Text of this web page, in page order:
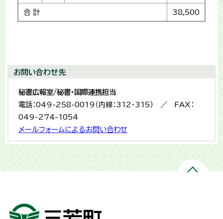
合 計 38,500
お問い合わせ先
秘書広報室/秘書・国際連携担当
電話：049-258-0019（内線：312・315） ／ FAX：
049-274-1054
メールフォームによるお問い合わせ